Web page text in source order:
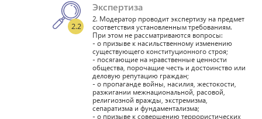
2.2
Экспертиза
2. Модератор проводит экспертизу на предмет
соответствия установленным требованиям.
При этом не рассматриваются вопросы:
- о призыве к насильственному изменению
существующего конституционного строя;
- посягающие на нравственные ценности
общества, порочащие честь и достоинство или
деловую репутацию граждан;
- о пропаганде войны, насилия, жестокости,
разжигании межнациональной, расовой,
религиозной вражды, экстремизма,
сепаратизма и фундаментализма;
- о призыве к совершению террористических